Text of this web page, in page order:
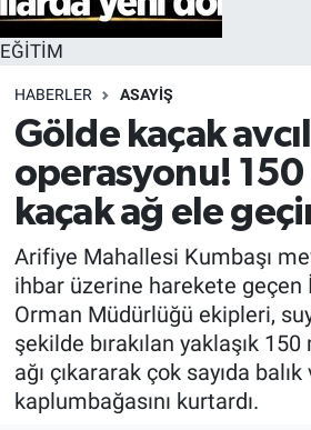
EĞİTİM
HABERLER ASAYİŞ
Gölde kaçak
operasyonu!
kaçak ağ ele
Arifiye Mahallesi Kumbaşı
ihbar üzerine harekete geçen
Orman Müdürlüğü ekipleri,
şekilde bırakılan yaklaşık
ağı çıkararak çok sayıda balık
kaplumbağasını kurtardı.